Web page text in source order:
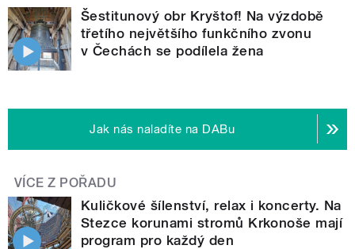
Šestitunový obr Kryštof! Na výzdobě
třetího největšího funkčního zvonu
v Čechách se podílela žena
Jak nás naladíte na DABu
VÍCE Z POŘADU
Kuličkové šílenství, relax i koncerty. Na
Stezce korunami stromů Krkonoše mají
program pro každý den